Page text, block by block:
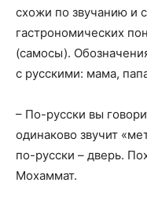
схожи по звучанию и
гастрономических
(самосы).
с русскими: мама,
– По-русски вы
одинаково звучит
по-русски – дверь.
Мохаммат.